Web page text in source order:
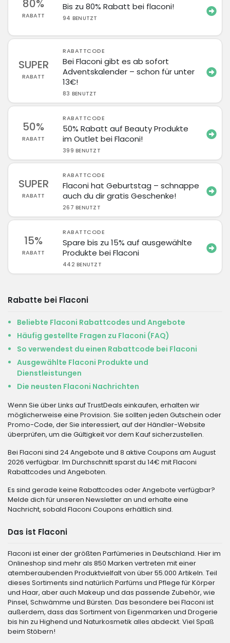
80%
RABATT
Bis zu 80% Rabatt bei flaconi!
94 BENUTZT
SUPER
RABATT
RABATTCODE
Bei Flaconi gibt es ab sofort
Adventskalender – schon für unter
13€!
83 BENUTZT
50%
RABATT
RABATTCODE
50% Rabatt auf Beauty Produkte
im Outlet bei Flaconi!
399 BENUTZT
SUPER
RABATT
RABATTCODE
Flaconi hat Geburtstag – schnappe
auch du dir gratis Geschenke!
267 BENUTZT
15%
RABATT
RABATTCODE
Spare bis zu 15% auf ausgewählte
Produkte bei Flaconi
442 BENUTZT
Rabatte bei Flaconi
Beliebte Flaconi Rabattcodes und Angebote
Häufig gestellte Fragen zu Flaconi (FAQ)
So verwendest du einen Rabattcode bei Flaconi
Ausgewählte Flaconi Produkte und
Dienstleistungen
Die neusten Flaconi Nachrichten
Wenn Sie über Links auf TrustDeals einkaufen, erhalten wir
möglicherweise eine Provision. Sie sollten jeden Gutschein oder
Promo-Code, der Sie interessiert, auf der Händler-Website
überprüfen, um die Gültigkeit vor dem Kauf sicherzustellen.
Bei Flaconi sind 24 Angebote und 8 aktive Coupons am August
2026 verfügbar. Im Durchschnitt sparst du 14€ mit Flaconi
Rabattcodes und Angeboten.
Es sind gerade keine Rabattcodes oder Angebote verfügbar?
Melde dich für unseren Newsletter an und erhalte eine
Nachricht, sobald Flaconi Coupons erhältlich sind.
Das ist Flaconi
Flaconi ist einer der größten Parfümeries in Deutschland. Hier im
Onlineshop sind mehr als 850 Marken vertreten mit einer
atemberaubenden Produktvielfalt von über 55.000 Artikeln. Teil
dieses Sortiments sind natürlich Parfüms und Pflege für Körper
und Haar, aber auch Makeup und das passende Zubehör, wie
Pinsel, Schwämme und Bürsten. Das besondere bei Flaconi ist
außerdem, dass das Sortiment von Eigenmarken und Drogerie
bis hin zu Highend und Naturkosmetik alles abdeckt. Viel Spaß
beim Stöbern!